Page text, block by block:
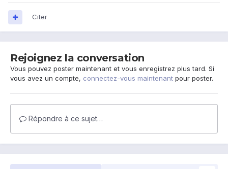
Citer
Rejoignez la conversation
Vous pouvez poster maintenant et vous enregistrez plus tard. Si
vous avez un compte, connectez-vous maintenant pour poster.
Répondre à ce sujet…